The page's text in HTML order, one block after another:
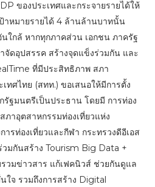
ของประเทศและกระจายรายได้ให้
าหมายรายได้ 4 ล้านล้านบาทนั้น
ใกล้ หากทุกภาคส่วน เอกชน ภาครัฐ
จัดอุปสรรค สร้างจุดแข็งร่วมกัน และ
ที่มีประสิทธิภาพ สภา
ทศไทย (สทท.) ขอเสนอให้มีการตั้ง
ฐมนตรีเป็นประธาน โดยมี การท่อง
ภาอุตสาหกรรมท่องเที่ยวแห่ง
ารท่องเที่ยวและกีฬา กระทรวงดีอีเอส
วมกันสร้าง Tourism Big Data +
วมข่าวสาร แก้เฟคนิวส์ ช่วยกันดูแล
ใจ รวมถึงการสร้าง Digital